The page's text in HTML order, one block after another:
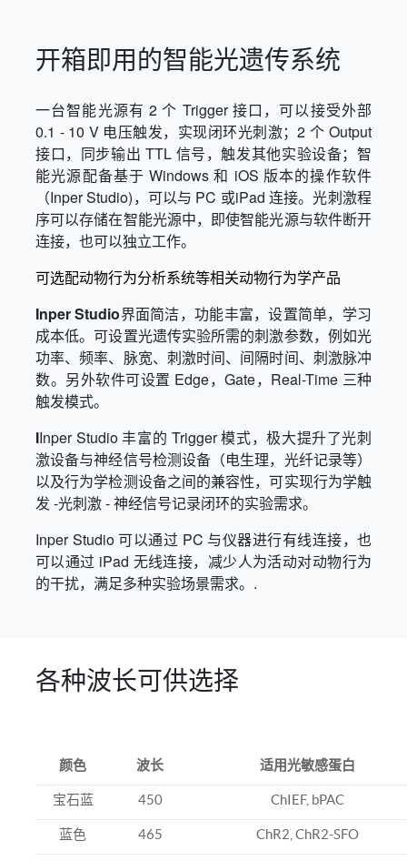
开箱即用的智能光遗传系统
一台智能光源有 2 个 Trigger 接口，可以接受外部
0.1 - 10 V 电压触发，实现闭环光刺激；2 个 Output
接口，同步输出 TTL 信号，触发其他实验设备；智
能光源配备基于 Windows 和 iOS 版本的操作软件
（Inper Studio)，可以与 PC 或iPad 连接。光刺激程
序可以存储在智能光源中，即使智能光源与软件断开
连接，也可以独立工作。
可选配动物行为分析系统等相关动物行为学产品
Inper Studio界面简洁，功能丰富，设置简单，学习
成本低。可设置光遗传实验所需的刺激参数，例如光
功率、频率、脉宽、刺激时间、间隔时间、刺激脉冲
数。另外软件可设置 Edge，Gate，Real-Time 三种
触发模式。
IInper Studio 丰富的 Trigger 模式，极大提升了光刺
激设备与神经信号检测设备（电生理，光纤记录等）
以及行为学检测设备之间的兼容性，可实现行为学触
发 -光刺激 - 神经信号记录闭环的实验需求。
Inper Studio 可以通过 PC 与仪器进行有线连接，也
可以通过 iPad 无线连接，减少人为活动对动物行为
的干扰，满足多种实验场景需求。.
各种波长可供选择
颜色 波长 适用光敏感蛋白
宝石蓝 450 ChIEF, bPAC
蓝色 465 ChR2, ChR2-SFO